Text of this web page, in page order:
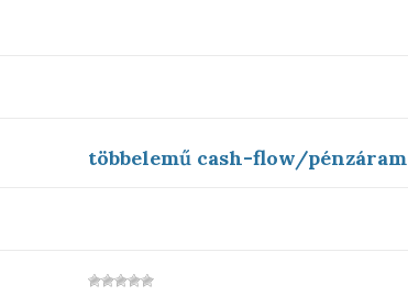
többelemű cash-flow/pénzáram